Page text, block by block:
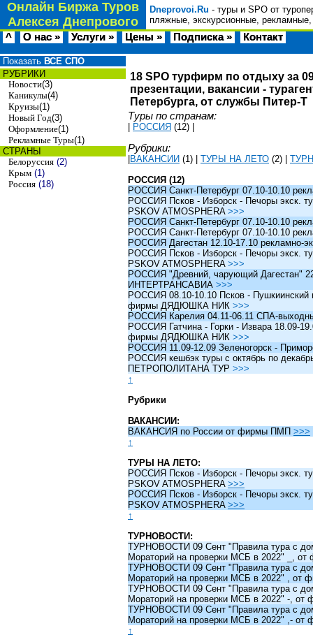
Онлайн Биржа Туров
Алексея Днепрового
Dneprovoi.Ru - туры и SPO от
пляжные, экскурсионные,
^ О нас » Услуги » Цены » Подписка » Контакт
Показать ВСЕ СПО
РУБРИКИ
Новости(3)
Каникулы(4)
Круизы(1)
Новый Год(3)
Оформление(1)
Рекламные Туры(1)
СТРАНЫ
Белоруссия (2)
Крым (1)
Россия (18)
18 SPO турфирм по отдыху за
презентации, вакансии -
Петербурга, от службы Питер-Т
Туры по странам:
РОССИЯ (12)
Рубрики:
ВАКАНСИИ (1) ТУРЫ НА ЛЕТО (2)
РОССИЯ (12)
РОССИЯ Санкт-Петербург 07.10-10.10
РОССИЯ Псков - Изборск - Печоры экск.
PSKOV ATMOSPHERA >>>
РОССИЯ Санкт-Петербург 07.10-10.10
РОССИЯ Санкт-Петербург 07.10-10.10
РОССИЯ Дагестан 12.10-17.10 рекламно-
РОССИЯ Псков - Изборск - Печоры экск.
PSKOV ATMOSPHERA >>>
РОССИЯ "Древний, чарующий Дагестан"
ИНТЕРТРАНСАВИА >>>
РОССИЯ 08.10-10.10 Псков - Пушкиинский
фирмы ДЯДЮШКА НИК >>>
РОССИЯ Карелия 04.11-06.11 СПА-
РОССИЯ Гатчина - Горки - Извара 18.09-
фирмы ДЯДЮШКА НИК >>>
РОССИЯ 11.09-12.09 Зеленогорск -
РОССИЯ кешбэк туры c октябрь по
ПЕТРОПОЛИТАНА ТУР >>>
↑
Рубрики
ВАКАНСИИ:
ВАКАНСИЯ по России от фирмы ПМП >>>
↑
ТУРЫ НА ЛЕТО:
РОССИЯ Псков - Изборск - Печоры экск.
PSKOV ATMOSPHERA >>>
РОССИЯ Псков - Изборск - Печоры экск.
PSKOV ATMOSPHERA >>>
↑
ТУРНОВОСТИ:
ТУРНОВОСТИ 09 Сент "Правила тура с
Мораторий на проверки МСБ в 2022" _,
ТУРНОВОСТИ 09 Сент "Правила тура с
Мораторий на проверки МСБ в 2022" ,
ТУРНОВОСТИ 09 Сент "Правила тура с
Мораторий на проверки МСБ в 2022" -,
ТУРНОВОСТИ 09 Сент "Правила тура с
Мораторий на проверки МСБ в 2022" ,-
↑